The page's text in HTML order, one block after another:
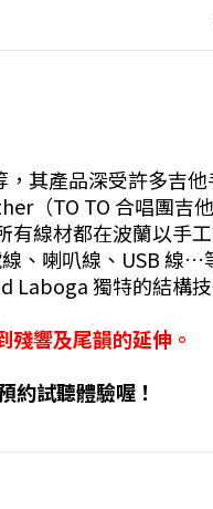
其產品深受許多吉
（TO TO 合唱團吉
線材都在波蘭以手工
、喇叭線、USB 線…
Laboga 獨特的結構
響及尾韻的延伸。
約試聽體驗喔！